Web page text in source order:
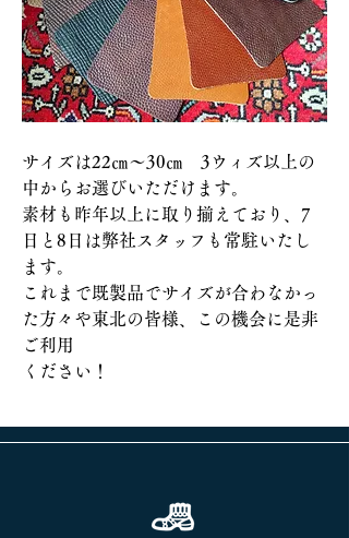
前へ
サイズは22㎝～30㎝　3ウィズ以上の
中からお選びいただけます。
素材も昨年以上に取り揃えており、7
日と8日は弊社スタッフも常駐いたし
ます。
これまで既製品でサイズが合わなかっ
た方々や東北の皆様、この機会に是非
ご利用
ください！